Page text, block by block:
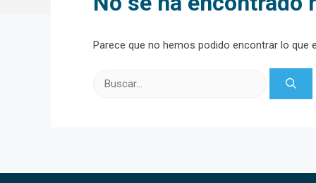
Parece que no hemos podido encontrar lo que